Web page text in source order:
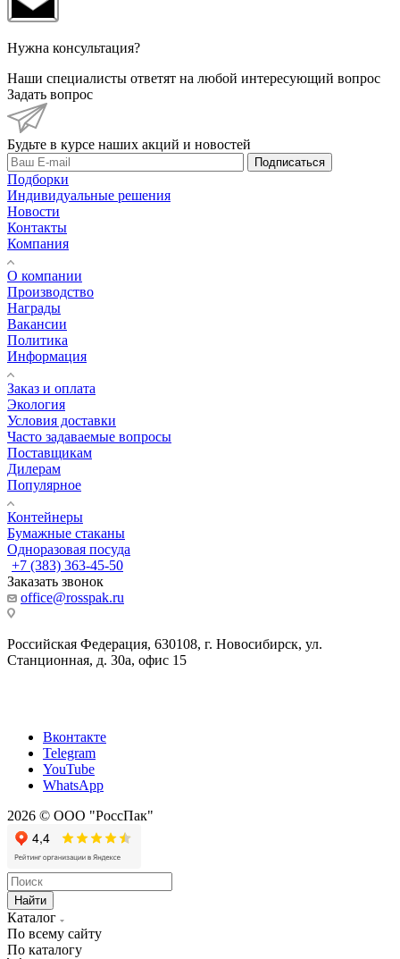
Нужна консультация?
Наши специалисты ответят на любой интересующий вопрос
Задать вопрос
Будьте в курсе наших акций и новостей
Подписаться
Подборки
Индивидуальные решения
Новости
Контакты
Компания
О компании
Производство
Награды
Вакансии
Политика
Информация
Заказ и оплата
Экология
Условия доставки
Часто задаваемые вопросы
Поставщикам
Дилерам
Популярное
Контейнеры
Бумажные стаканы
Одноразовая посуда
+7 (383) 363-45-50
Заказать звонок
office@rosspak.ru
Российская Федерация, 630108, г. Новосибирск, ул.
Станционная, д. 30а, офис 15
Вконтакте
Telegram
YouTube
WhatsApp
2026 © ООО "РоссПак"
Найти
Каталог
По всему сайту
По каталогу